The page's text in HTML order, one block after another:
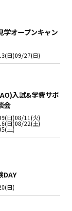
学オープンキャン
日)09/27(日)
入試&学費サポ
会
日)08/11(火)
日)08/22(土)
土)
DAY
日)